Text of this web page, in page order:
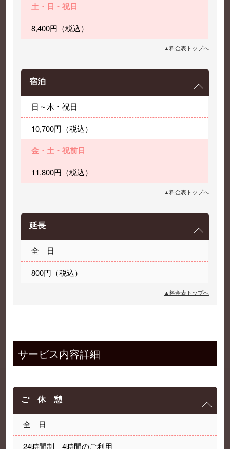
土・日・祝日
8,400円（税込）
▲料金表トップへ
宿泊
日～木・祝日
10,700円（税込）
金・土・祝前日
11,800円（税込）
▲料金表トップへ
延長
全 日
800円（税込）
▲料金表トップへ
サービス内容詳細
ご 休 憩
全 日
24時間制 4時間のご利用